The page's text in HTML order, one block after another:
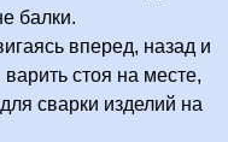
балки.
вперед, назад и
стоя на месте,
сварки изделий на